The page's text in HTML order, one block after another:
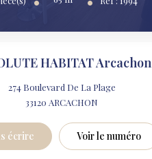
HABITAT Arcachon
274 Boulevard De La Plage
33120 ARCACHON
écrire Voir le numéro